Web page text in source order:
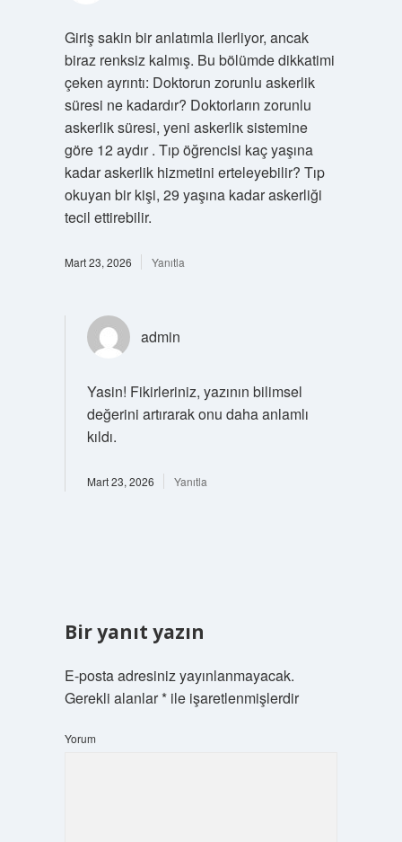
Giriş sakin bir anlatımla ilerliyor, ancak
biraz renksiz kalmış. Bu bölümde dikkatimi
çeken ayrıntı: Doktorun zorunlu askerlik
süresi ne kadardır? Doktorların zorunlu
askerlik süresi, yeni askerlik sistemine
göre 12 aydır . Tıp öğrencisi kaç yaşına
kadar askerlik hizmetini erteleyebilir? Tıp
okuyan bir kişi, 29 yaşına kadar askerliği
tecil ettirebilir.
Mart 23, 2026 Yanıtla
admin
Yasin! Fikirleriniz, yazının bilimsel
değerini artırarak onu daha anlamlı
kıldı.
Mart 23, 2026 Yanıtla
Bir yanıt yazın
E-posta adresiniz yayınlanmayacak.
Gerekli alanlar*ile işaretlenmişlerdir
Yorum